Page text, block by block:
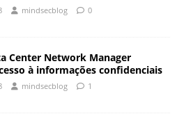
mindsecblog 0
Center Network Manager
à informações confidenciais
mindsecblog 1